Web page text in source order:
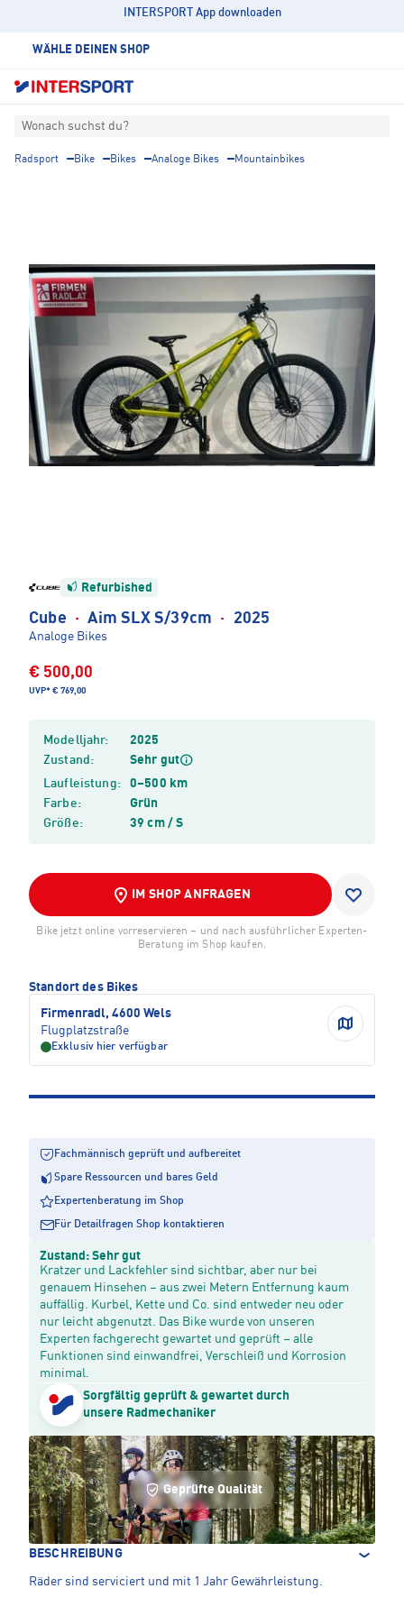
INTERSPORT App downloaden
WÄHLE DEINEN SHOP
Wonach suchst du?
Radsport Bike Bikes Analoge Bikes Mountainbikes
Refurbished
Cube · Aim SLX S/39cm · 2025
Analoge Bikes
€ 500,00
UVP* € 769,00
Modelljahr:
2025
Zustand:
Sehr gut
Laufleistung:
0–500 km
Farbe:
Grün
Größe:
39 cm / S
IM SHOP ANFRAGEN
Bike jetzt online vorreservieren – und nach ausführlicher Experten-
Beratung im Shop kaufen.
Standort des Bikes
Firmenradl, 4600 Wels
Flugplatzstraße
Exklusiv hier verfügbar
Fachmännisch geprüft und aufbereitet
Spare Ressourcen und bares Geld
Expertenberatung im Shop
Für Detailfragen Shop kontaktieren
Geprüfte Qualität
Zustand: Sehr gut
Kratzer und Lackfehler sind sichtbar, aber nur bei
genauem Hinsehen – aus zwei Metern Entfernung kaum
auffällig. Kurbel, Kette und Co. sind entweder neu oder
nur leicht abgenutzt. Das Bike wurde von unseren
Experten fachgerecht gewartet und geprüft – alle
Funktionen sind einwandfrei, Verschleiß und Korrosion
minimal.
Sorgfältig geprüft & gewartet durch
unsere Radmechaniker
BESCHREIBUNG
Räder sind serviciert und mit 1 Jahr Gewährleistung.